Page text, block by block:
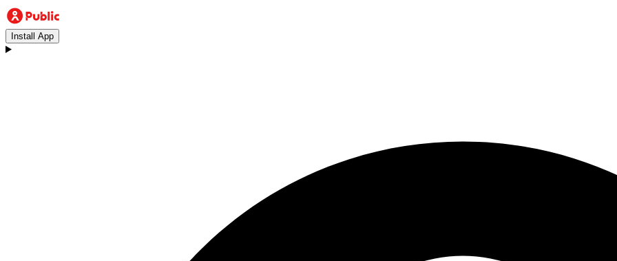
Install App